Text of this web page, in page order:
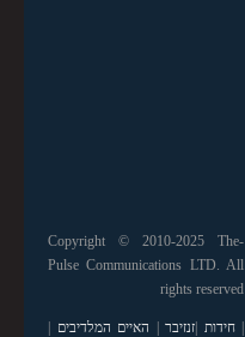
Copyright © 2010-2025 The-
Pulse Communications LTD. All
rights reserved
|חידות |זנזיבר | האיים המלדיבים |